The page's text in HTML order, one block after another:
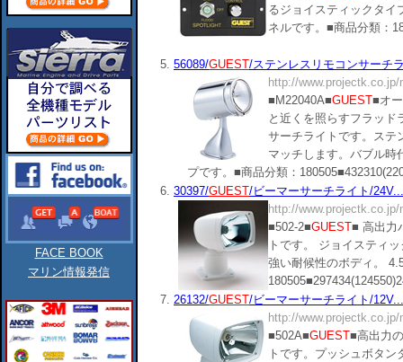
FACE BOOK
マリン情報発信
るジョイスティックタイ
ネルです。■商品分類：
5. 56089/GUEST/ステンレスリモコンサーチ
http://
■M22040A■GUEST■オ
と近くを照らすフラッド
サーチライトです。ステ
マッチします。バブル時
プです。■商品分類：
6. 30397/GUEST/ビーマーサーチライト/
http://
■502-2■GUEST■ 高出力
トです。 ジョイスティ
強い耐候性のボディ。
7. 26132/GUEST/ビーマーサーチライト/
http://
■502A■GUEST■高出力
トです。プッシュボタ